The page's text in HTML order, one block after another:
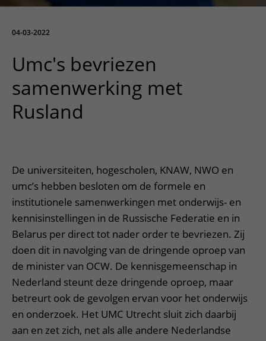
Onderzoeken en diagnostiek
Bloedprikken
Wachttijden
Wijzigen patiëntgegevens
Mijn UMC Utrecht patiëntportaal
Faciliteiten en voorzieningen
Bezoekregels
Parkeren
Wegwijs in het ziekenhuis
Contact met verpleegafdeling
Het Wilhelmina Kinderziekenhuis
Diagnostiek aanvragen
Zorgverlenersportaal
Onderwijs
Werken bij het UMC Utrecht
04-03-2022
Umc's bevriezen
samenwerking met
Rusland
De universiteiten, hogescholen, KNAW, NWO en
umc’s hebben besloten om de formele en
institutionele samenwerkingen met onderwijs- en
kennisinstellingen in de Russische Federatie en in
Belarus per direct tot nader order te bevriezen. Zij
doen dit in navolging van de dringende oproep van
de minister van OCW. De kennisgemeenschap in
Nederland steunt deze dringende oproep, maar
betreurt ook de gevolgen ervan voor het onderwijs
en onderzoek. Het UMC Utrecht sluit zich daarbij
aan en zet zich, net als alle andere Nederlandse